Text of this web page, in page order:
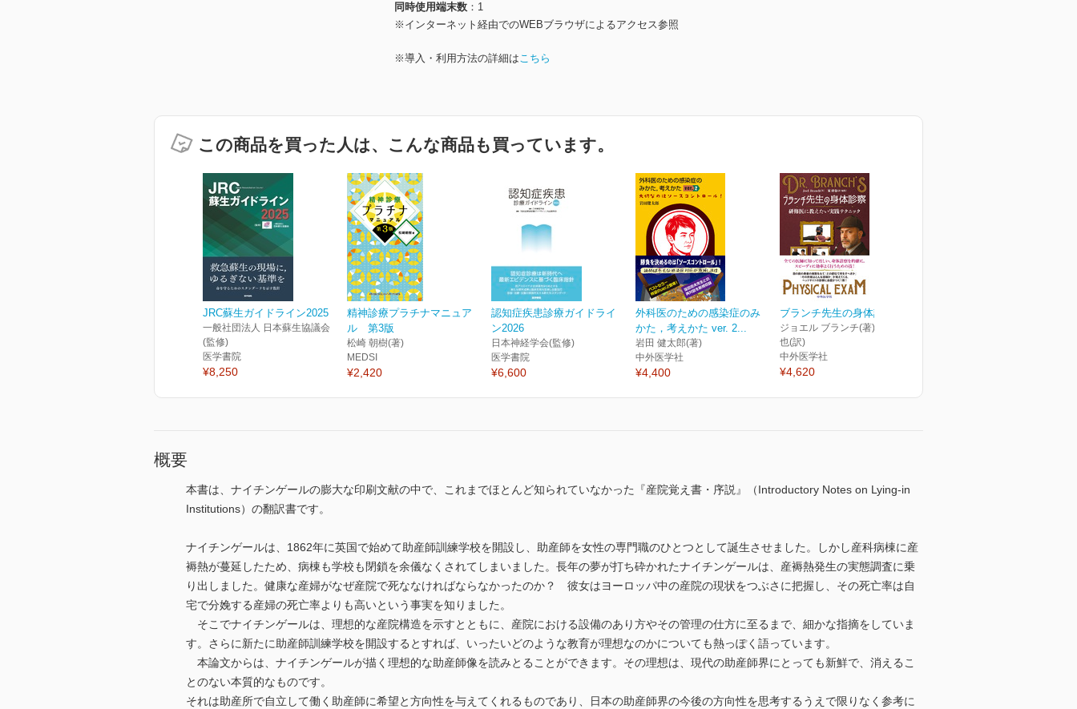
同時使用端末数
1
※インターネット経由でのWEBブラウザによるアクセス参照
※導入・利用方法の詳細はこちら
この商品を買った人は、こんな商品も買っています。
JRC蘇生ガイドライン2025
一般社団法人 日本蘇生協議会
(監修)
医学書院
¥8,250
精神診療プラチナマニュア
ル 第3版
松崎 朝樹(著)
MEDSI
¥2,420
認知症疾患診療ガイドライ
ン2026
日本神経学会(監修)
医学書院
¥6,600
外科医のための感染症のみ
かた，考えかた ver. 2...
岩田 健太郎(著)
中外医学社
¥4,400
ブランチ先生の身体診察
ジョエル ブランチ(著) 家 研
也(訳)
中外医学社
¥4,620
概要
本書は、ナイチンゲールの膨大な印刷文献の中で、これまでほとんど知られていなかった『産院覚え書・序説』（Introductory Notes on Lying-in
Institutions）の翻訳書です。
ナイチンゲールは、1862年に英国で始めて助産師訓練学校を開設し、助産師を女性の専門職のひとつとして誕生させました。しかし産科病棟に産
褥熱が蔓延したため、病棟も学校も閉鎖を余儀なくされてしまいました。長年の夢が打ち砕かれたナイチンゲールは、産褥熱発生の実態調査に乗
り出しました。健康な産婦がなぜ産院で死ななければならなかったのか？ 彼女はヨーロッパ中の産院の現状をつぶさに把握し、その死亡率は自
宅で分娩する産婦の死亡率よりも高いという事実を知りました。
そこでナイチンゲールは、理想的な産院構造を示すとともに、産院における設備のあり方やその管理の仕方に至るまで、細かな指摘をしていま
す。さらに新たに助産師訓練学校を開設するとすれば、いったいどのような教育が理想なのかについても熱っぽく語っています。
本論文からは、ナイチンゲールが描く理想的な助産師像を読みとることができます。その理想は、現代の助産師界にとっても新鮮で、消えるこ
とのない本質的なものです。
それは助産所で自立して働く助産師に希望と方向性を与えてくれるものであり、日本の助産師界の今後の方向性を思考するうえで限りなく参考に